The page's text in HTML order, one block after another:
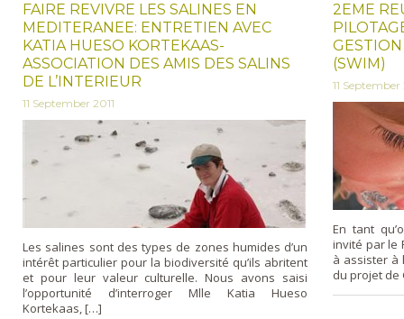
FAIRE REVIVRE LES SALINES EN
MEDITERANEE: ENTRETIEN AVEC
KATIA HUESO KORTEKAAS-
ASSOCIATION DES AMIS DES SALINS
DE L’INTERIEUR
11 September 2011
Les salines sont des types de zones humides d’un
intérêt particulier pour la biodiversité qu’ils abritent
et pour leur valeur culturelle. Nous avons saisi
l’opportunité d’interroger Mlle Katia Hueso
Kortekaas, […]
2EME
(SWIM)
11 September
En tant
invité par le
à assister à
du projet de